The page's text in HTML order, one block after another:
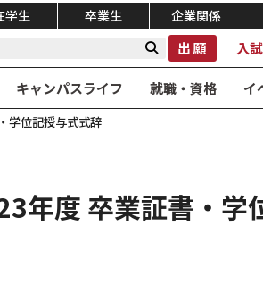
学生 卒業生 企業関係
出願 入
キャンパスライフ 就職・資格 イ
学位記授与式式辞
年度 卒業証書・学